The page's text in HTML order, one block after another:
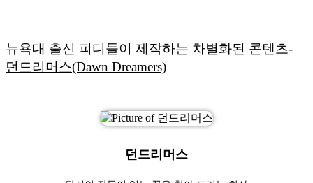
뉴욕대 출신 피디들이 제작하는 차별화된 콘텐츠-
던드리머스(Dawn Dreamers)
던드리머스